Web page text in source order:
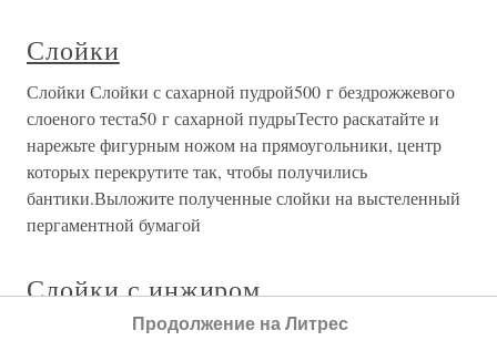
Слойки
Слойки Слойки с сахарной пудрой500 г бездрожжевого
слоеного теста50 г сахарной пудрыТесто раскатайте и
нарежьте фигурным ножом на прямоугольники, центр
которых перекрутите так, чтобы получились
бантики.Выложите полученные слойки на выстеленный
пергаментной бумагой
Слойки с инжиром
Слойки с инжиром Состав: слоеное тесто – 400 г, мед –
Продолжение на Литрес